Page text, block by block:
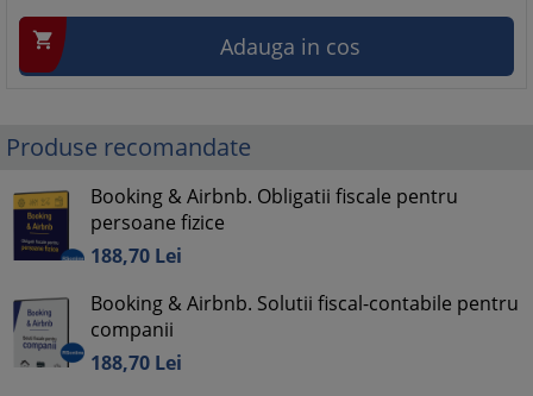
 Adauga in cos
Produse recomandate
Booking & Airbnb. Obligatii fiscale pentru
persoane fizice
188,70 Lei
Booking & Airbnb. Solutii fiscal-contabile pentru
companii
188,70 Lei